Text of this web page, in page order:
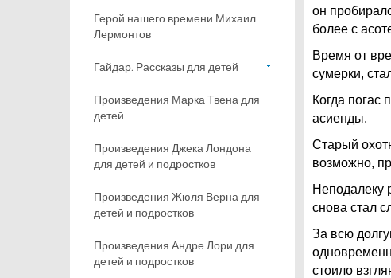
он
более с
Время от
сумерки,
Когда погас
асиенды.
Старый
возможно,
Неподалеку
снова стал
За всю
стоило
Герой нашего времени Михаил
Лермонтов
Гайдар. Рассказы для детей
Произведения Марка Твена для
детей
Произведения Джека Лондона
для детей и подростков
Произведения Жюля Верна для
детей и подростков
Произведения Андре Лори для
детей и подростков